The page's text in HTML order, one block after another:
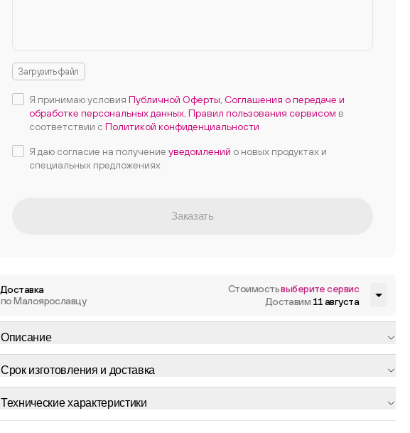
Загрузить файл
Я принимаю условия Публичной Оферты Соглашения о передаче и
обработке персональных данных Правил пользования сервисом в
соответствии с Политикой конфиденциальности
Я даю согласие на получение уведомлений о новых продуктах и
специальных предложениях
Заказать
Доставка
по Малоярославцу
Стоимостьвыберите сервис
Доставим 11 августа
Описание
Срок изготовления и доставка
Технические характеристики